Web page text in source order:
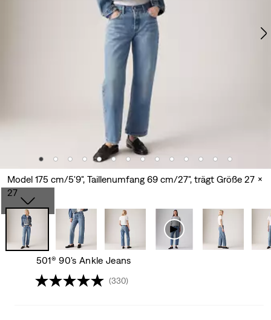
Model 175 cm/5'9", Taillenumfang 69 cm/27", trägt Größe 27 x
27
501® 90's Ankle Jeans
(330)